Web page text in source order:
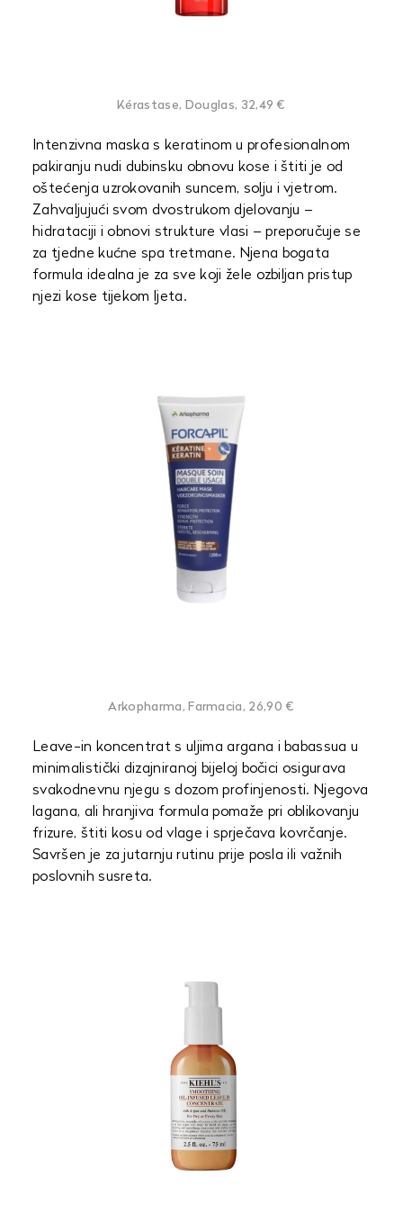
Kérastase, Douglas, 32,49 €
Intenzivna maska s keratinom u profesionalnom
pakiranju nudi dubinsku obnovu kose i štiti je od
oštećenja uzrokovanih suncem, solju i vjetrom.
Zahvaljujući svom dvostrukom djelovanju –
hidrataciji i obnovi strukture vlasi – preporučuje se
za tjedne kućne spa tretmane. Njena bogata
formula idealna je za sve koji žele ozbiljan pristup
njezi kose tijekom ljeta.
Arkopharma, Farmacia, 26,90 €
Leave-in koncentrat s uljima argana i babassua u
minimalistički dizajniranoj bijeloj bočici osigurava
svakodnevnu njegu s dozom profinjenosti. Njegova
lagana, ali hranjiva formula pomaže pri oblikovanju
frizure, štiti kosu od vlage i sprječava kovrčanje.
Savršen je za jutarnju rutinu prije posla ili važnih
poslovnih susreta.